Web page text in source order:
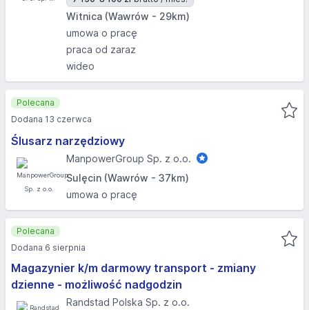
Witnica (Wawrów - 29km)
umowa o pracę
praca od zaraz
wideo
Ślusarz narzędziowy
ManpowerGroup Sp. z o.o.
Sulęcin (Wawrów - 37km)
umowa o pracę
Polecana
Dodana 13 czerwca
Magazynier k/m darmowy transport - zmiany
dzienne - możliwość nadgodzin
Randstad Polska Sp. z o.o.
Polecana
Dodana 6 sierpnia